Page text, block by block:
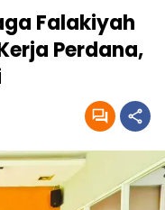
Falakiyah
Perdana,